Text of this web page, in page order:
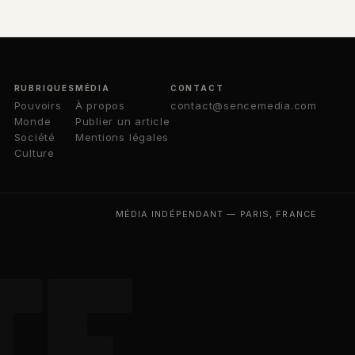
RUBRIQUES
Pouvoirs
Monde
Société
Culture
MÉDIA
À propos
Publier un article
Mentions légales
CONTACT
contact@sencemedia.com
MÉDIA INDÉPENDANT — PARIS, FRANCE